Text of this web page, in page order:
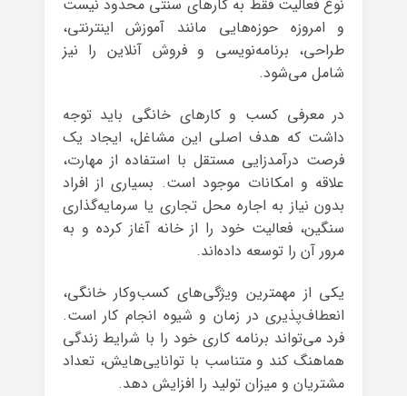
نوع فعالیت فقط به کارهای سنتی محدود نیست
و امروزه حوزه‌هایی مانند آموزش اینترنتی،
طراحی، برنامه‌نویسی و فروش آنلاین را نیز
شامل می‌شود.
در معرفی کسب و کارهای خانگی باید توجه
داشت که هدف اصلی این مشاغل، ایجاد یک
فرصت درآمدزایی مستقل با استفاده از مهارت،
علاقه و امکانات موجود است. بسیاری از افراد
بدون نیاز به اجاره محل تجاری یا سرمایه‌گذاری
سنگین، فعالیت خود را از خانه آغاز کرده و به
مرور آن را توسعه داده‌اند.
یکی از مهمترین ویژگی‌های کسب‌وکار خانگی،
انعطاف‌پذیری در زمان و شیوه انجام کار است.
فرد می‌تواند برنامه کاری خود را با شرایط زندگی
هماهنگ کند و متناسب با توانایی‌هایش، تعداد
مشتریان و میزان تولید را افزایش دهد.